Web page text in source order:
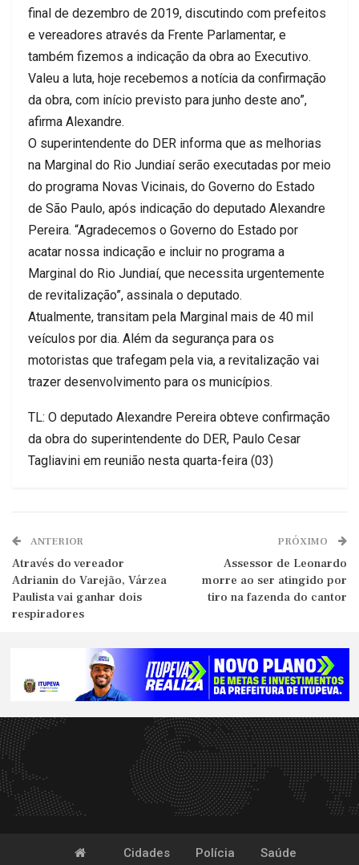
final de dezembro de 2019, discutindo com prefeitos
e vereadores através da Frente Parlamentar, e
também fizemos a indicação da obra ao Executivo.
Valeu a luta, hoje recebemos a notícia da confirmação
da obra, com início previsto para junho deste ano”,
afirma Alexandre.
O superintendente do DER informa que as melhorias
na Marginal do Rio Jundiaí serão executadas por meio
do programa Novas Vicinais, do Governo do Estado
de São Paulo, após indicação do deputado Alexandre
Pereira. “Agradecemos o Governo do Estado por
acatar nossa indicação e incluir no programa a
Marginal do Rio Jundiaí, que necessita urgentemente
de revitalização”, assinala o deputado.
Atualmente, transitam pela Marginal mais de 40 mil
veículos por dia. Além da segurança para os
motoristas que trafegam pela via, a revitalização vai
trazer desenvolvimento para os municípios.
TL: O deputado Alexandre Pereira obteve confirmação
da obra do superintendente do DER, Paulo Cesar
Tagliavini em reunião nesta quarta-feira (03)
ANTERIOR
Através do vereador
Adrianin do Varejão, Várzea
Paulista vai ganhar dois
respiradores
PRÓXIMO
Assessor de Leonardo
morre ao ser atingido por
tiro na fazenda do cantor
Cidades Polícia Saúde